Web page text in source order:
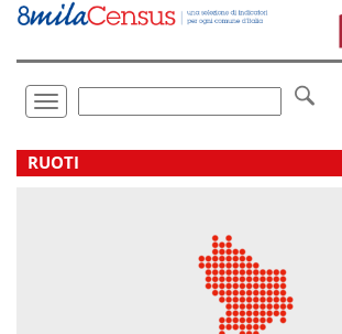
Vai
direttamente
Toggle
navigation
.
RUOTI